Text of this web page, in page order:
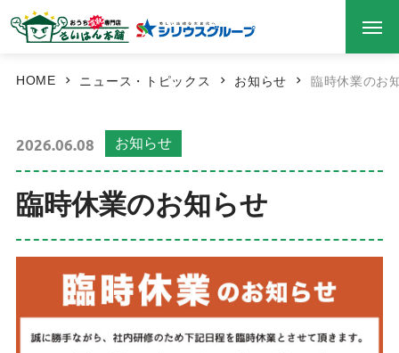
HOME ニュース・トピックス お知らせ 臨時休業のお
2026.06.08 お知らせ
臨時休業のお知らせ